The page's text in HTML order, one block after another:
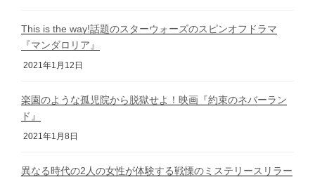
This is the way!話題のスターウォーズのスピンオフドラマ
『マンダロリア』
2021年1月12日
楽園のような孤児院から脱獄せよ！映画『約束のネバーラン
ド』
2021年1月8日
異なる時代の2人の女性が体験する戦慄のミステリースリラー